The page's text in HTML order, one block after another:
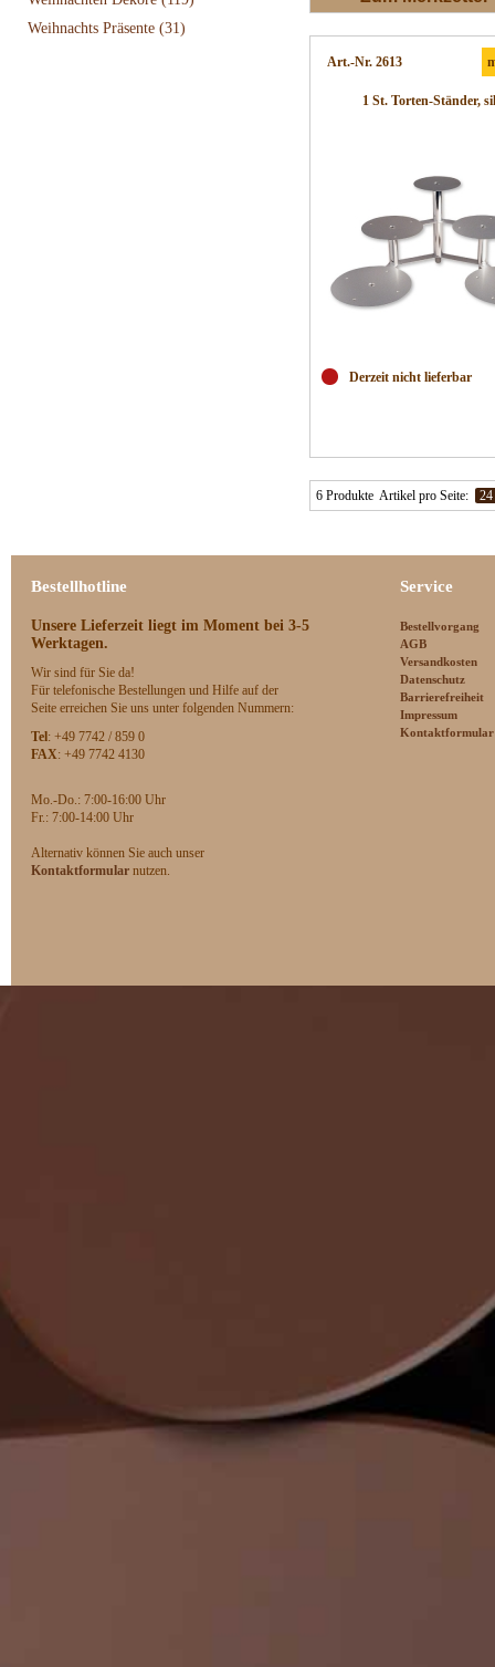
Weihnachts Präsente (31)
Art.-Nr. 2613
1 St. Torten-Ständer,
Derzeit nicht lieferbar
6 Produkte Artikel pro Seite: 24
Bestellhotline
Unsere Lieferzeit liegt im Moment bei 3-5
Werktagen.
Wir sind für Sie da!
Für telefonische Bestellungen und Hilfe auf der
Seite erreichen Sie uns unter folgenden Nummern:
Tel: +49 7742 / 859 0
FAX: +49 7742 4130
Mo.-Do.: 7:00-16:00 Uhr
Fr.: 7:00-14:00 Uhr
Alternativ können Sie auch unser
Kontaktformular nutzen.
Service
Bestellvorgang
AGB
Versandkosten
Datenschutz
Barrierefreiheit
Impressum
Kontaktformular